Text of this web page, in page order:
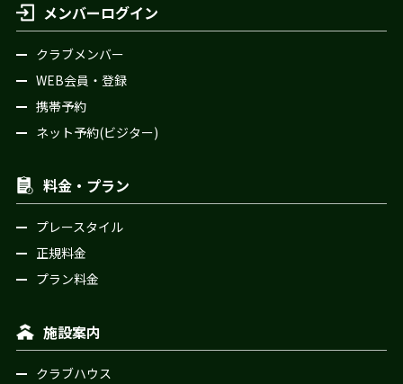
メンバーログイン
クラブメンバー
WEB会員・登録
携帯予約
ネット予約(ビジター)
料金・プラン
プレースタイル
正規料金
プラン料金
施設案内
クラブハウス